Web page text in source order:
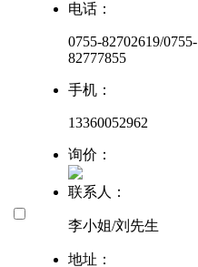
电话：
0755-82702619/0755-
82777855
手机：
13360052962
询价：
联系人：
李小姐/刘先生
地址：